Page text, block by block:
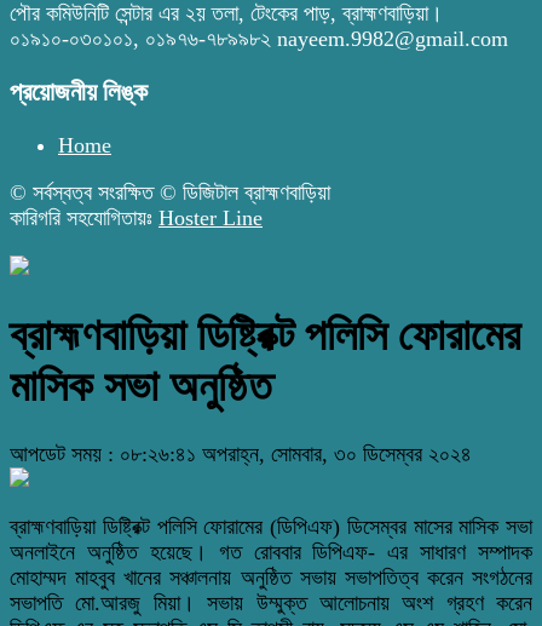
পৌর কমিউনিটি সেন্টার এর ২য় তলা, টেংকের পাড়, ব্রাহ্মণবাড়িয়া।
০১৯১০-০৩০১০১, ০১৯৭৬-৭৮৯৯৮২ nayeem.9982@gmail.com
প্রয়োজনীয় লিঙ্ক
Home
© সর্বস্বত্ব সংরক্ষিত © ডিজিটাল ব্রাহ্মণবাড়িয়া
কারিগরি সহযোগিতায়ঃ Hoster Line
ব্রাহ্মণবাড়িয়া ডিষ্ট্রিক্ট পলিসি ফোরামের
মাসিক সভা অনুষ্ঠিত
আপডেট সময় : ০৮:২৬:৪১ অপরাহ্ন, সোমবার, ৩০ ডিসেম্বর ২০২৪
ব্রাহ্মণবাড়িয়া ডিষ্ট্রিক্ট পলিসি ফোরামের (ডিপিএফ) ডিসেম্বর মাসের মাসিক সভা
অনলাইনে অনুষ্ঠিত হয়েছে। গত রোববার ডিপিএফ- এর সাধারণ সম্পাদক
মোহাম্মদ মাহবুব খানের সঞ্চালনায় অনুষ্ঠিত সভায় সভাপতিত্ব করেন সংগঠনের
সভাপতি মো.আরজু মিয়া। সভায় উম্মুক্ত আলোচনায় অংশ গ্রহণ করেন